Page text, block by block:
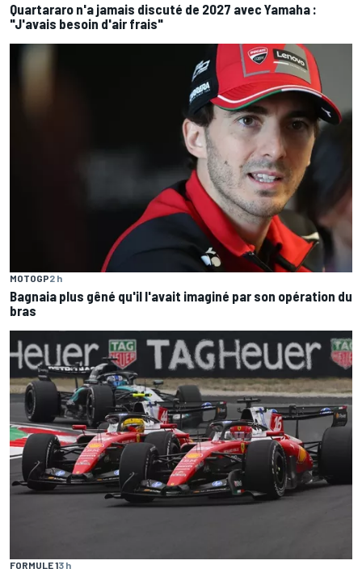
Quartararo n'a jamais discuté de 2027 avec Yamaha :
"J'avais besoin d'air frais"
MOTOGP2 h
Bagnaia plus gêné qu'il l'avait imaginé par son opération du
bras
FORMULE 13 h